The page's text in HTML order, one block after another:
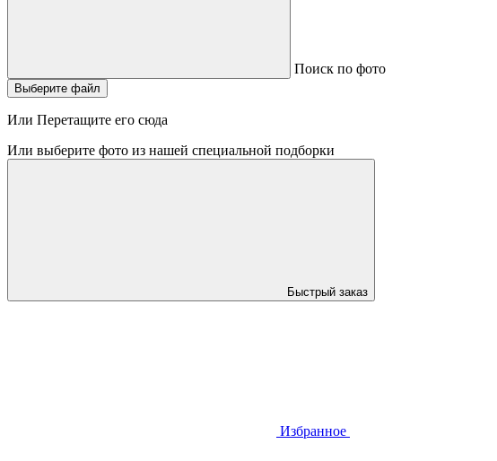
Поиск по фото
Выберите файл
Или Перетащите его сюда
Или выберите фото из нашей специальной подборки
Быстрый заказ
Избранное